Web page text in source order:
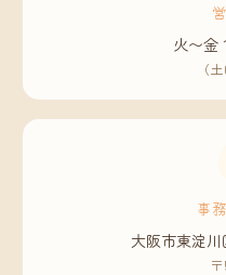
火〜金
（
事
大阪市東淀川